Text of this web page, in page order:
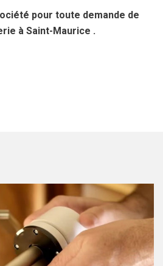
pour toute demande de
à Saint-Maurice .